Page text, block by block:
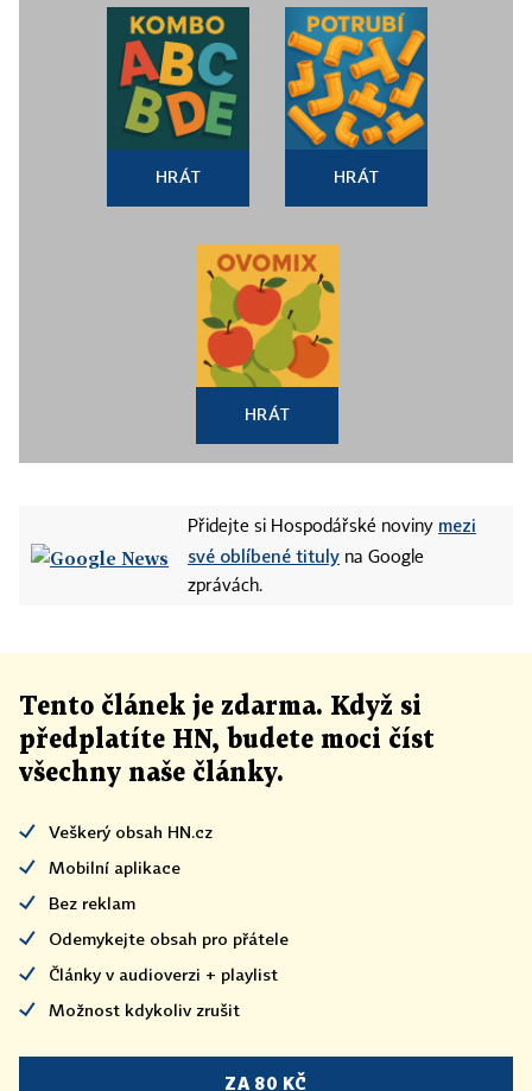
HRÁT HRÁT
HRÁT
Přidejte si Hospodářské noviny mezi
své oblíbené tituly na Google
zprávách.
Tento článek je zdarma. Když si
předplatíte HN, budete moci číst
všechny naše články.
Veškerý obsah HN.cz
Mobilní aplikace
Bez reklam
Odemykejte obsah pro přátele
Články v audioverzi + playlist
Možnost kdykoliv zrušit
ZA 80 KČ